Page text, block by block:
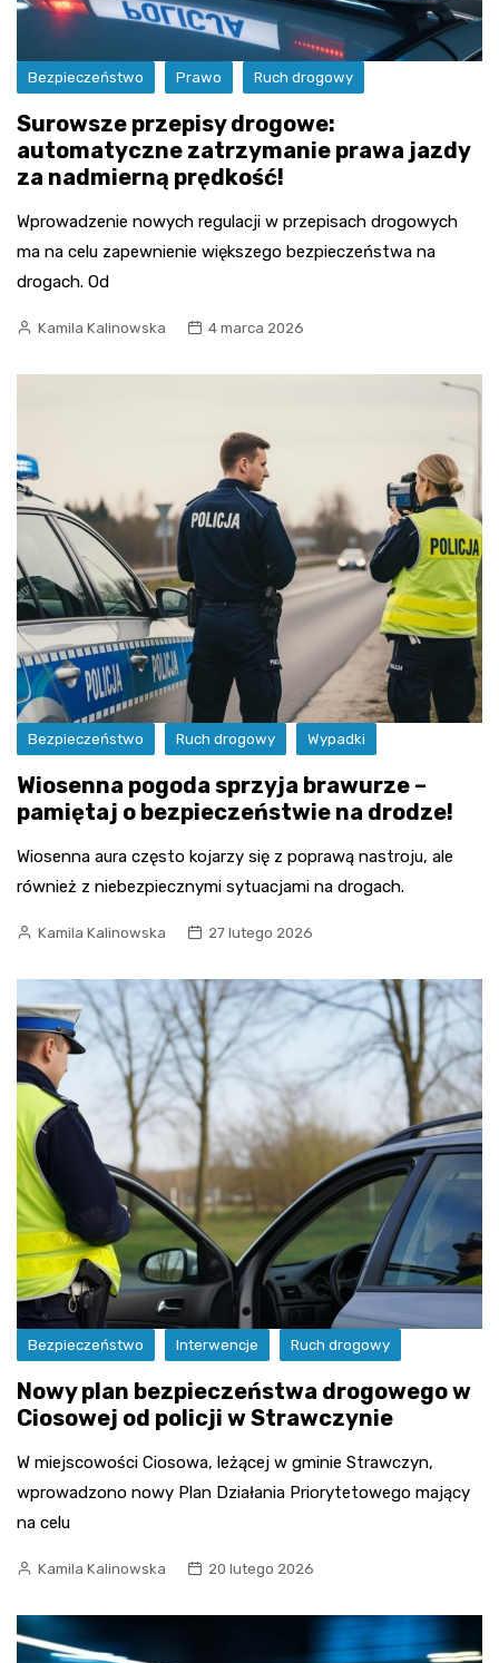
Bezpieczeństwo Prawo Ruch drogowy
Surowsze przepisy drogowe:
automatyczne zatrzymanie prawa jazdy
za nadmierną prędkość!
Wprowadzenie nowych regulacji w przepisach drogowych
ma na celu zapewnienie większego bezpieczeństwa na
drogach. Od
Kamila Kalinowska 4 marca 2026
Bezpieczeństwo Ruch drogowy Wypadki
Wiosenna pogoda sprzyja brawurze –
pamiętaj o bezpieczeństwie na drodze!
Wiosenna aura często kojarzy się z poprawą nastroju, ale
również z niebezpiecznymi sytuacjami na drogach.
Kamila Kalinowska 27 lutego 2026
Bezpieczeństwo Interwencje Ruch drogowy
Nowy plan bezpieczeństwa drogowego w
Ciosowej od policji w Strawczynie
W miejscowości Ciosowa, leżącej w gminie Strawczyn,
wprowadzono nowy Plan Działania Priorytetowego mający
na celu
Kamila Kalinowska 20 lutego 2026